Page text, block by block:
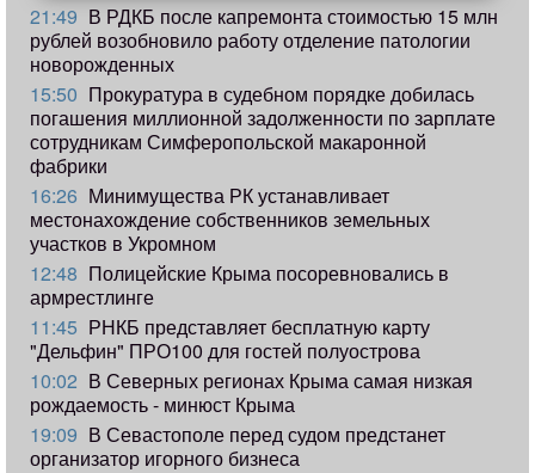
21:49 В РДКБ после капремонта стоимостью 15 млн
рублей возобновило работу отделение патологии
новорожденных
15:50 Прокуратура в судебном порядке добилась
погашения миллионной задолженности по зарплате
сотрудникам Симферопольской макаронной
фабрики
16:26 Минимущества РК устанавливает
местонахождение собственников земельных
участков в Укромном
12:48 Полицейские Крыма посоревновались в
армрестлинге
11:45 РНКБ представляет бесплатную карту
"Дельфин" ПРО100 для гостей полуострова
10:02 В Северных регионах Крыма самая низкая
рождаемость - минюст Крыма
19:09 В Севастополе перед судом предстанет
организатор игорного бизнеса